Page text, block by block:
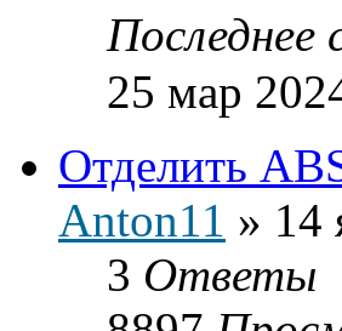
Последнее
25 мар
Отделить
Anton11 » 14
3 Ответы